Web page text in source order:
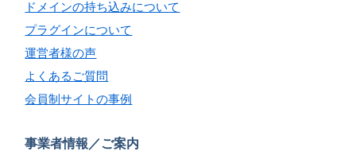
ドメインの持ち込みについて
プラグインについて
運営者様の声
よくあるご質問
会員制サイトの事例
事業者情報／ご案内